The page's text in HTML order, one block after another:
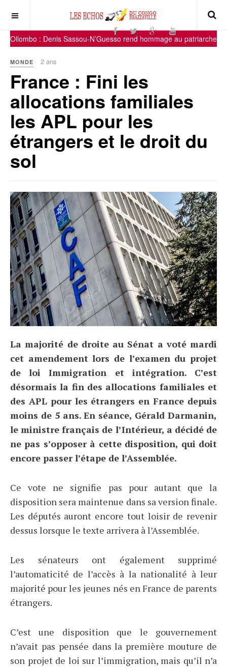
Ollombo : Denis Sassou-N’Guesso rend hommage au patriarche
MONDE 2 ans
France : Fini les
allocations familiales
les APL pour les
étrangers et le droit du
sol
La majorité de droite au Sénat a voté mardi
cet amendement lors de l’examen du projet
de loi Immigration et intégration. C’est
désormais la fin des allocations familiales et
des APL pour les étrangers en France depuis
moins de 5 ans. En séance, Gérald Darmanin,
le ministre français de l’Intérieur, a décidé de
ne pas s’opposer à cette disposition, qui doit
encore passer l’étape de l’Assemblée.
Ce vote ne signifie pas pour autant que la
disposition sera maintenue dans sa version finale.
Les députés auront encore tout loisir de revenir
dessus lorsque le texte arrivera à l’Assemblée.
Les sénateurs ont également supprimé
l’automaticité de l’accès à la nationalité à leur
majorité pour les jeunes nés en France de parents
étrangers.
C’est une disposition que le gouvernement
n’avait pas pensée dans la première mouture de
son projet de loi sur l’immigration, mais qu’il n’a